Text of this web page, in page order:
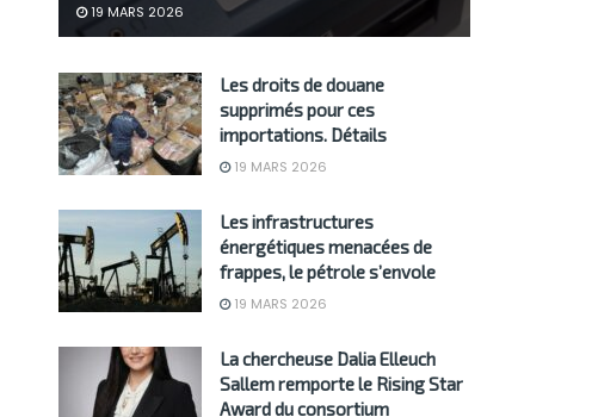
19 MARS 2026
Les droits de douane
supprimés pour ces
importations. Détails
19 MARS 2026
Les infrastructures
énergétiques menacées de
frappes, le pétrole s’envole
19 MARS 2026
La chercheuse Dalia Elleuch
Sallem remporte le Rising Star
Award du consortium